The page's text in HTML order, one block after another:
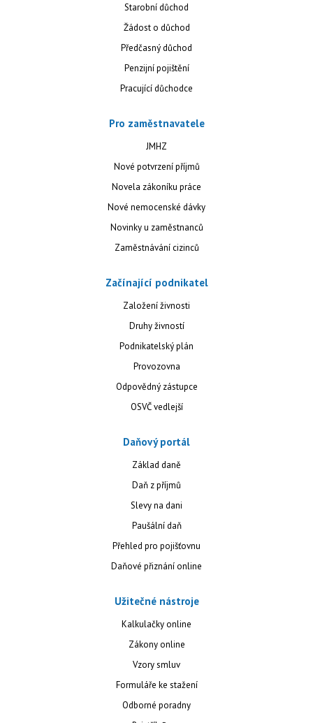
Starobní důchod
Žádost o důchod
Předčasný důchod
Penzijní pojištění
Pracující důchodce
Pro zaměstnavatele
JMHZ
Nové potvrzení příjmů
Novela zákoníku práce
Nové nemocenské dávky
Novinky u zaměstnanců
Zaměstnávání cizinců
Začínající podnikatel
Založení živnosti
Druhy živností
Podnikatelský plán
Provozovna
Odpovědný zástupce
OSVČ vedlejší
Daňový portál
Základ daně
Daň z příjmů
Slevy na dani
Paušální daň
Přehled pro pojišťovnu
Daňové přiznání online
Užitečné nástroje
Kalkulačky online
Zákony online
Vzory smluv
Formuláře ke stažení
Odborné poradny